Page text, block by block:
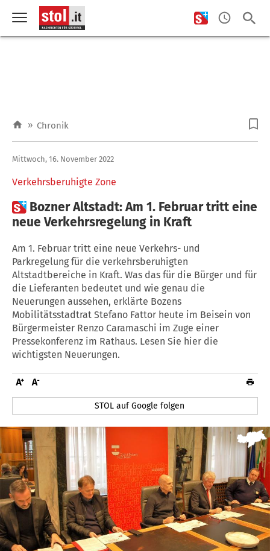
» Chronik
Verkehrsberuhigte Zone
Mittwoch, 16. November 2022
 Bozner Altstadt: Am 1. Februar tritt eine
neue Verkehrsregelung in Kraft
Am 1. Februar tritt eine neue Verkehrs- und
Parkregelung für die verkehrsberuhigten
Altstadtbereiche in Kraft. Was das für die Bürger und für
die Lieferanten bedeutet und wie genau die
Neuerungen aussehen, erklärte Bozens
Mobilitätsstadtrat Stefano Fattor heute im Beisein von
Bürgermeister Renzo Caramaschi im Zuge einer
Pressekonferenz im Rathaus. Lesen Sie hier die
wichtigsten Neuerungen.
STOL auf Google folgen